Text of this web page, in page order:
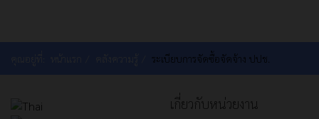
ระเบียบการจัดซื้อจัดจ้าง ปปช.
เกี่ยวกับหน่วยงาน